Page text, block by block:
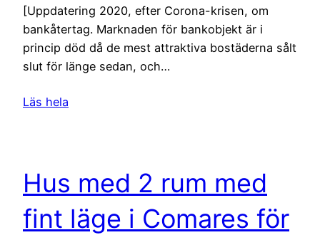
[Uppdatering 2020, efter Corona-krisen, om
bankåtertag. Marknaden för bankobjekt är i
princip död då de mest attraktiva bostäderna sålt
slut för länge sedan, och…
Läs hela
Hus med 2 rum med
fint läge i Comares för